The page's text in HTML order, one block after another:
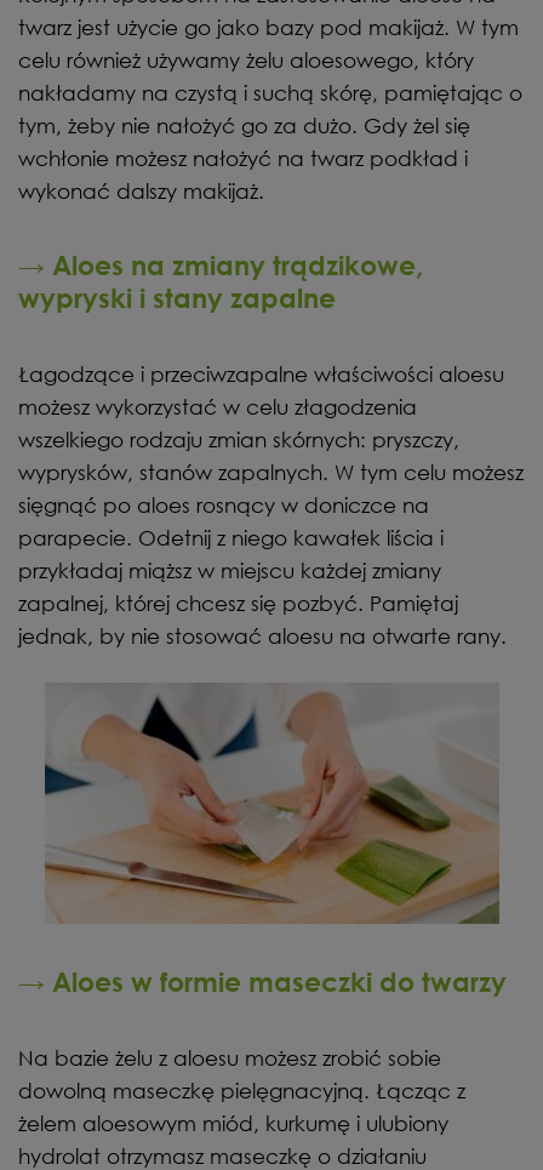
twarz jest użycie go jako bazy pod makijaż. W tym
celu również używamy żelu aloesowego, który
nakładamy na czystą i suchą skórę, pamiętając o
tym, żeby nie nałożyć go za dużo. Gdy żel się
wchłonie możesz nałożyć na twarz podkład i
wykonać dalszy makijaż.
→ Aloes na zmiany trądzikowe,
wypryski i stany zapalne
Łagodzące i przeciwzapalne właściwości aloesu
możesz wykorzystać w celu złagodzenia
wszelkiego rodzaju zmian skórnych: pryszczy,
wyprysków, stanów zapalnych. W tym celu możesz
sięgnąć po aloes rosnący w doniczce na
parapecie. Odetnij z niego kawałek liścia i
przykładaj miąższ w miejscu każdej zmiany
zapalnej, której chcesz się pozbyć. Pamiętaj
jednak, by nie stosować aloesu na otwarte rany.
→ Aloes w formie maseczki do twarzy
Na bazie żelu z aloesu możesz zrobić sobie
dowolną maseczkę pielęgnacyjną. Łącząc z
żelem aloesowym miód, kurkumę i ulubiony
hydrolat otrzymasz maseczkę o działaniu